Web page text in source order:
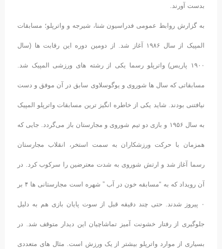
بدست آورند.
به گزارش روابط عمومی فدراسیون شنا، شیرجه و واترپلو؛ مسابقات
المپیک از سال ۱۹۸۶ آغاز شد. از دومین دوره این رقابت ها (سال
۱۹۰۰ پاریس) واترپلو رسما یکی از رشته های ورزشی المپیک شد.
مسابقاتی که سال ها شوروی و یوگوسلاوی سابق در آن موفق و دست
نیافتنی بودند. شاید یکی از خاطره انگیز ترین مسابقات واترپلو المپیک
به سال ۱۹۵۶ و بازی دو تیم شوروی و مجارستان باز می‌گردد. جایی که
همزمان با حرکت ورزشکاران به سمت استخر، انقلاب مجارستان
رسما آغاز شد و ارتش شوروی به شدت معترضین را سرکوب کرد. در
آن رویداد که به “مسابقه خون در آب ” شهره است مجارستانی ها ۴ بر
۰ پیروز شدند. حتی چند دقیقه قبل از سوت پایان بازی هم به دلیل
جلوگیری از رفتار خشونت آمیز تماشاچیان این دیدار متوقف شد. در
بسیاری از موارد واترپلو بیشتر از یک ورزش است. مثال های متعددی